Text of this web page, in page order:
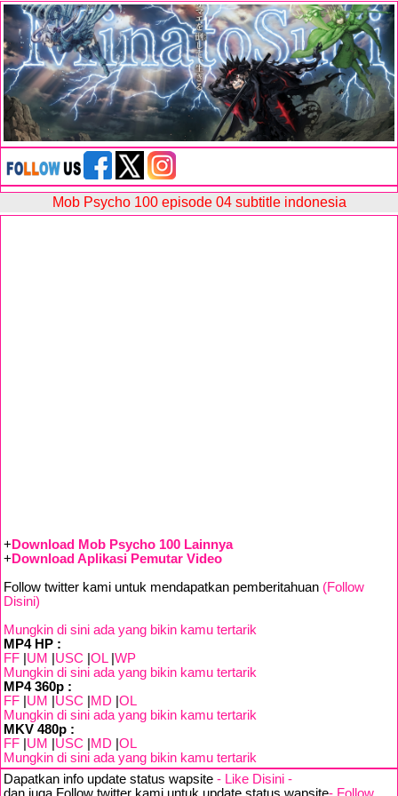
Mob Psycho 100 episode 04 subtitle indonesia
+ Download Mob Psycho 100 Lainnya
+ Download Aplikasi Pemutar Video
Follow twitter kami untuk mendapatkan pemberitahuan (Follow
Disini)
Mungkin di sini ada yang bikin kamu tertarik
MP4 HP :
FF UM USC OL| WP
Mungkin di sini ada yang bikin kamu tertarik
MP4 360p :
FF UM USC MD OL
Mungkin di sini ada yang bikin kamu tertarik
MKV 480p :
FF UM USC MD OL
Mungkin di sini ada yang bikin kamu tertarik
Dapatkan info update status wapsite - Like Disini -